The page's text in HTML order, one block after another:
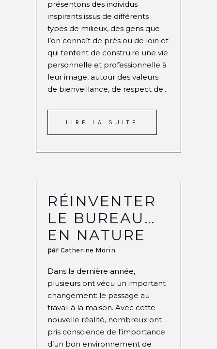
présentons des individus
inspirants issus de différents
types de milieux, des gens que
l’on connaît de près ou de loin et
qui tentent de construire une vie
personnelle et professionnelle à
leur image, autour des valeurs
de bienveillance, de respect de...
LIRE LA SUITE
RÉINVENTER
LE BUREAU…
EN NATURE
par Catherine Morin
Dans la dernière année,
plusieurs ont vécu un important
changement: le passage au
travail à la maison. Avec cette
nouvelle réalité, nombreux ont
pris conscience de l’importance
d’un bon environnement de